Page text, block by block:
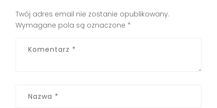
Twój adres email nie zostanie opublikowany.
Wymagane pola są oznaczone *